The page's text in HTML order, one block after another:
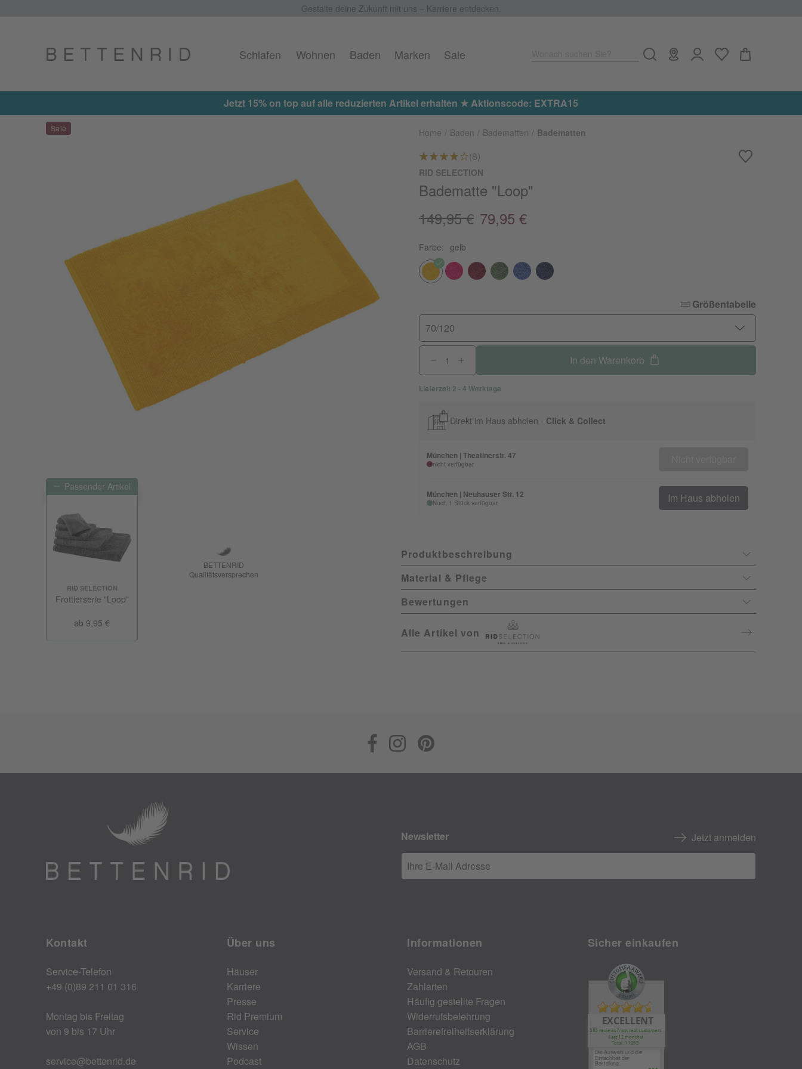
Gestalte deine Zukunft mit uns – Karriere entdecken.
Schlafen Wohnen Baden Marken Sale
Jetzt 15% on top auf alle reduzierten Artikel erhalten ★ Aktionscode: EXTRA15
Home Baden Badematten Badematten
Passender Artikel
RID SELECTION
Frottierserie "Loop"
ab 9,95 €
(8)
RID SELECTION
Badematte "Loop"
149,95 € 79,95 €
Farbe: gelb
Größentabelle
70/120
In den Warenkorb
Lieferzeit 2 - 4 Werktage
Direkt im Haus abholen - Click & Collect
München | Theatinerstr. 47
nicht verfügbar
München | Neuhauser Str. 12
Noch 1 Stück verfügbar Im Haus abholen
BETTENRID
Qualitätsversprechen
Produktbeschreibung
Material & Pflege
Bewertungen
Alle Artikel von
Newsletter Jetzt anmelden
Ihre E-Mail Adresse
Kontakt
Service-Telefon
+49 (0)89 211 01 316
Montag bis Freitag
von 9 bis 17 Uhr
service@bettenrid.de
Über uns
Häuser
Karriere
Presse
Rid Premium
Service
Wissen
Podcast
Informationen
Versand & Retouren
Zahlarten
Häufig gestellte Fragen
Widerrufsbelehrung
Barrierefreiheitserklärung
AGB
Datenschutz
Sicher einkaufen
EXCELLENT
385 reviews from real customers
(last 12 months)
Total: 11283
Die Auswahl und die
Einfachheit der
Bestellung.